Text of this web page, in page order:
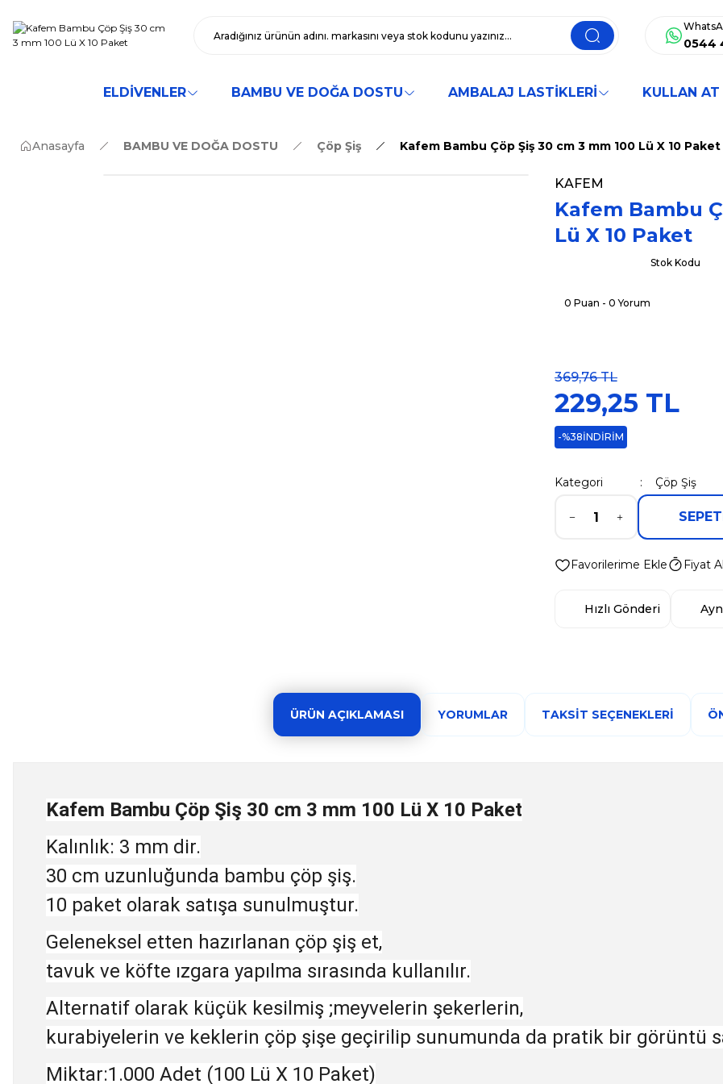
0544
ELDİVENLER BAMBU VE DOĞA DOSTU AMBALAJ LASTİKLERİ KULLAN AT
Anasayfa BAMBU VE DOĞA DOSTU Çöp Şiş Kafem Bambu Çöp Şiş 30 cm 3 mm 100 Lü X 10 Paket
KAFEM
Kafem Bambu
Lü X 10 Paket
0 Puan - 0 Yorum
Stok Kodu
369,76 TL
229,25 TL
-%38İNDİRİM
Kategori Çöp Şiş
Fiyat
Hızlı Gönderi
ÜRÜN AÇIKLAMASI YORUMLAR TAKSIT SEÇENEKLERI
Kafem Bambu Çöp Şiş 30 cm 3 mm 100 Lü X 10 Paket
Kalınlık: 3 mm dir.
30 cm uzunluğunda bambu çöp şiş.
10 paket olarak satışa sunulmuştur.
Geleneksel etten hazırlanan çöp şiş et,
tavuk ve köfte ızgara yapılma sırasında kullanılır.
Alternatif olarak küçük kesilmiş ;meyvelerin şekerlerin,
kurabiyelerin ve keklerin çöp şişe geçirilip sunumunda da pratik bir görüntü
Miktar:1.000 Adet (100 Lü X 10 Paket)